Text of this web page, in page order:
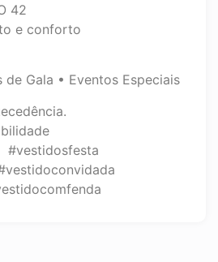
42
e conforto
de Gala • Eventos Especiais
#vestidosfesta